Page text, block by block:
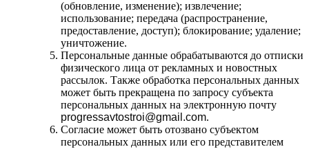
(обновление, изменение); извлечение;
использование; передача (распространение,
предоставление, доступ); блокирование; удаление;
уничтожение.
Персональные данные обрабатываются до отписки
физического лица от рекламных и новостных
рассылок. Также обработка персональных данных
может быть прекращена по запросу субъекта
персональных данных на электронную почту
progressavtostroi@gmail.com.
Согласие может быть отозвано субъектом
персональных данных или его представителем